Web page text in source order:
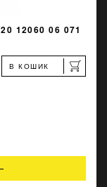
12060 06 071
В КОШИК